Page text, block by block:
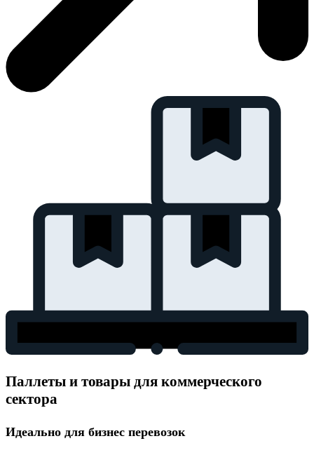
Паллеты и товары для коммерческого
сектора
Идеально для бизнес перевозок